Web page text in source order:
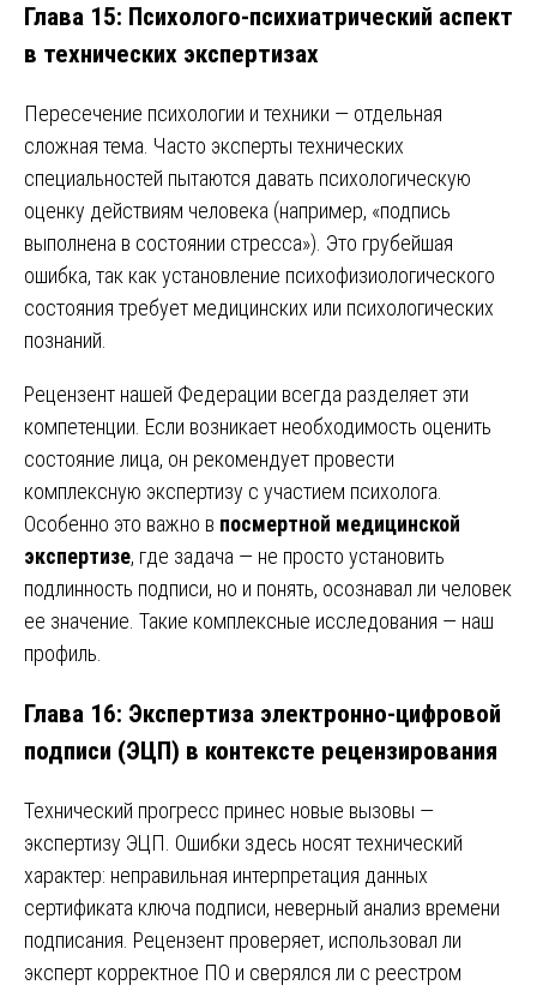
Глава 15: Психолого-психиатрический аспект
в технических экспертизах
Пересечение психологии и техники — отдельная
сложная тема. Часто эксперты технических
специальностей пытаются давать психологическую
оценку действиям человека (например, «подпись
выполнена в состоянии стресса»). Это грубейшая
ошибка, так как установление психофизиологического
состояния требует медицинских или психологических
познаний.
Рецензент нашей Федерации всегда разделяет эти
компетенции. Если возникает необходимость оценить
состояние лица, он рекомендует провести
комплексную экспертизу с участием психолога.
Особенно это важно в посмертной медицинской
экспертизе, где задача — не просто установить
подлинность подписи, но и понять, осознавал ли человек
ее значение. Такие комплексные исследования — наш
профиль.
Глава 16: Экспертиза электронно-цифровой
подписи (ЭЦП) в контексте рецензирования
Технический прогресс принес новые вызовы —
экспертизу ЭЦП. Ошибки здесь носят технический
характер: неправильная интерпретация данных
сертификата ключа подписи, неверный анализ времени
подписания. Рецензент проверяет, использовал ли
эксперт корректное ПО и сверялся ли с реестром